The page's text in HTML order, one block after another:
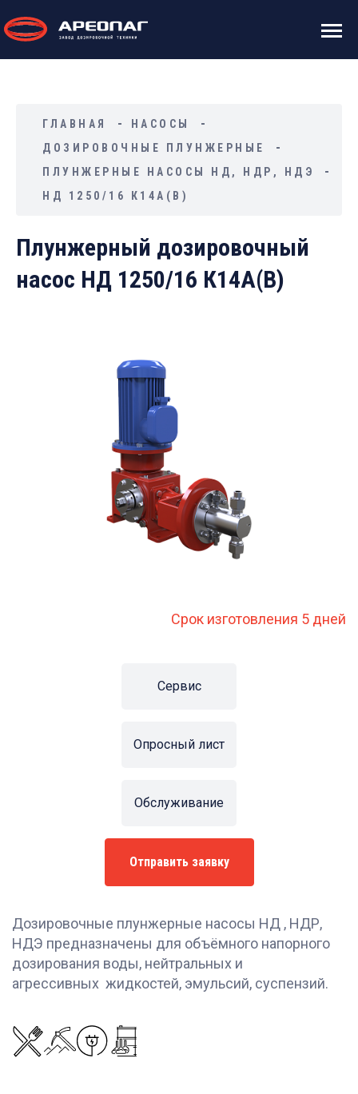
ГЛАВНАЯ
НАСОСЫ
ДОЗИРОВОЧНЫЕ ПЛУНЖЕРНЫЕ
ПЛУНЖЕРНЫЕ НАСОСЫ НД, НДР, НДЭ
НД 1250/16 К14А(В)
Плунжерный дозировочный
насос НД 1250/16 К14А(В)
Срок изготовления 5 дней
Сервис
Опросный лист
Обслуживание
Отправить заявку
Дозировочные плунжерные насосы НД , НДР,
НДЭ предназначены для объёмного напорного
дозирования воды, нейтральных и
агрессивных жидкостей, эмульсий, суспензий.